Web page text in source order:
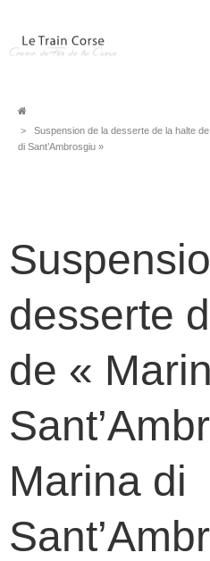
Fil
d'Ariane
Suspension de la desserte de la halte
di Sant’Ambrosgiu »
desserte
de «
Marina di